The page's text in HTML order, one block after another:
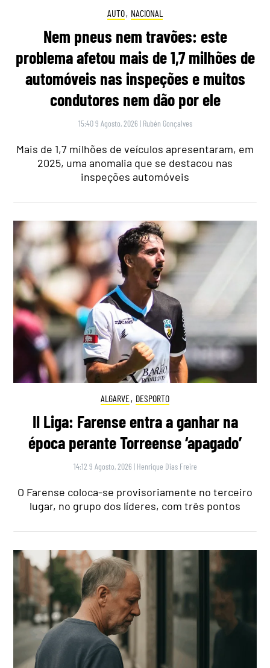
AUTO, NACIONAL
Nem pneus nem travões: este
problema afetou mais de 1,7 milhões de
automóveis nas inspeções e muitos
condutores nem dão por ele
15:40 9 Agosto, 2026 | Rubén Gonçalves
Mais de 1,7 milhões de veículos apresentaram, em
2025, uma anomalia que se destacou nas
inspeções automóveis
ALGARVE, DESPORTO
II Liga: Farense entra a ganhar na
época perante Torreense ‘apagado’
14:12 9 Agosto, 2026 | Henrique Dias Freire
O Farense coloca-se provisoriamente no terceiro
lugar, no grupo dos líderes, com três pontos